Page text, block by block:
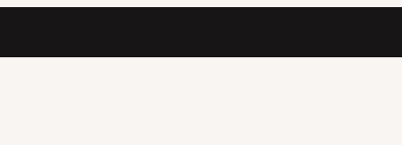
est transféré à Sevalla